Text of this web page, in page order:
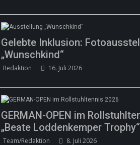
Gelebte Inklusion:
„Wunschkind“
Redaktion 16. Juli 2026
GERMAN-OPEN im
„Beate Loddenkemper
Team/Redaktion 8. Juli 2026